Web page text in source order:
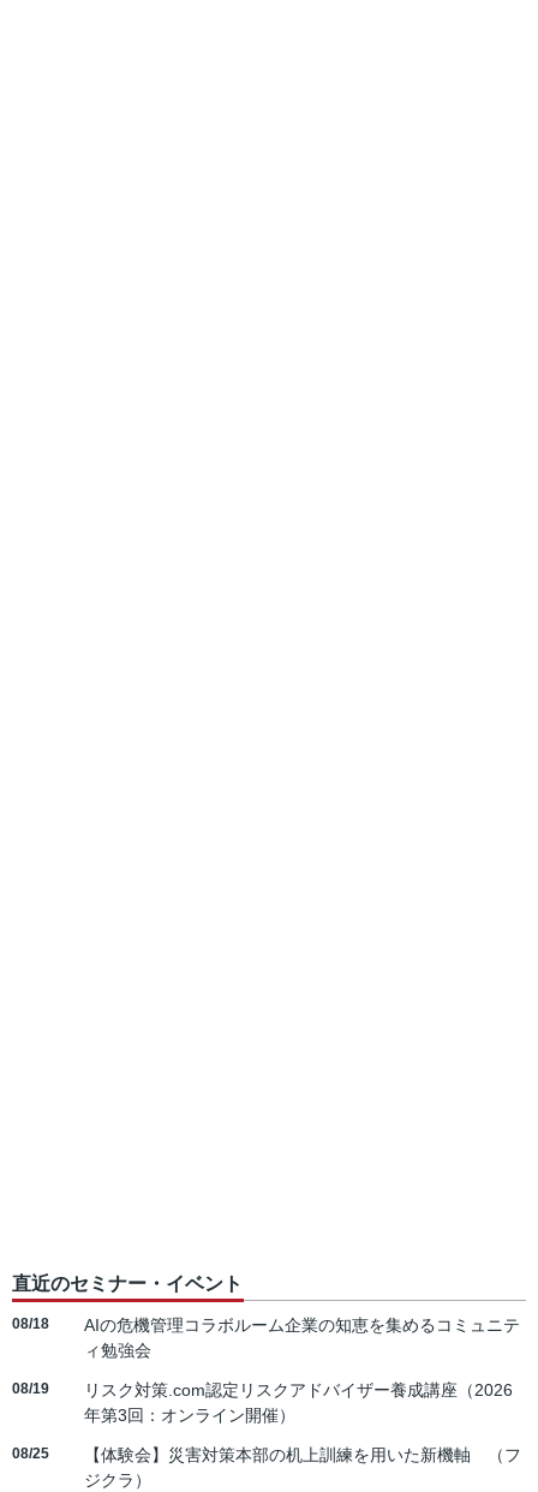
直近のセミナー・イベント
08/18
AIの危機管理コラボルーム企業の知恵を集めるコミュニテ
ィ勉強会
08/19
リスク対策.com認定リスクアドバイザー養成講座（2026
年第3回：オンライン開催）
08/25
【体験会】災害対策本部の机上訓練を用いた新機軸 （フ
ジクラ）